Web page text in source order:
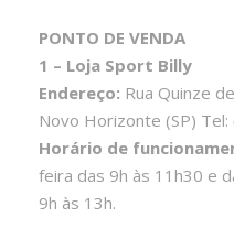
PONTO DE VENDA
1 – Loja Sport Billy
Endereço: Rua Quinze
Novo Horizonte (SP) Tel:
Horário de
feira das 9h às 11h30 e
9h às 13h.